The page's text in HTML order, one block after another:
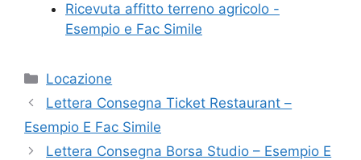
Ricevuta affitto terreno agricolo -
Esempio e Fac Simile
Categorie
Locazione
Lettera Consegna Ticket Restaurant –
Esempio E Fac Simile
Lettera Consegna Borsa Studio – Esempio E